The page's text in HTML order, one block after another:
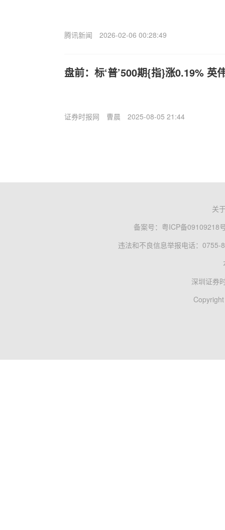
腾讯新闻 2026-02-06 00:28:49
盘前：标‘普’500期{指}涨0.19% 英
证券时报网 曹晨 2025-08-05 21:44
关
备案号： 粤ICP备09109218
违法和不良信息举报电话：0755-
深圳证券